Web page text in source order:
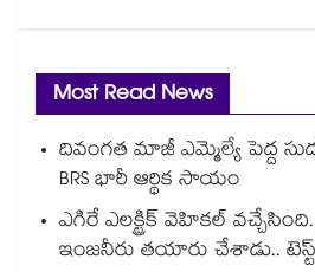
Most Read News
దివంగత మాజీ ఎమ్మెల్యే పెద్ద
BRS భారీ ఆర్థిక సాయం
ఎగిరే ఎలక్ట్రిక్ వెహికల్
ఇంజనీరు తయారు చేశాడు..